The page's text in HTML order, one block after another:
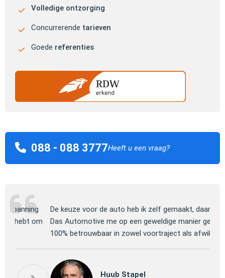
Volledige ontzorging
Concurrerende tarieven
Goede referenties
Heeft u een vraag?
088 - 088 3777
De keuze voor de auto heb ik zelf gemaakt, daarna heeft
Das Automotive me op een geweldige manier geholpen.
100% betrouwbaar in zowel voortraject als afwikkeling.
Huub Stapel